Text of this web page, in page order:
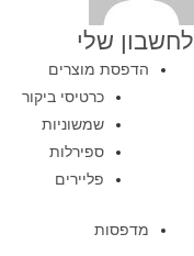
לחשבון שלי
הדפסת מוצרים
כרטיסי ביקור
שמשוניות
ספירלות
פליירים
מדפסות